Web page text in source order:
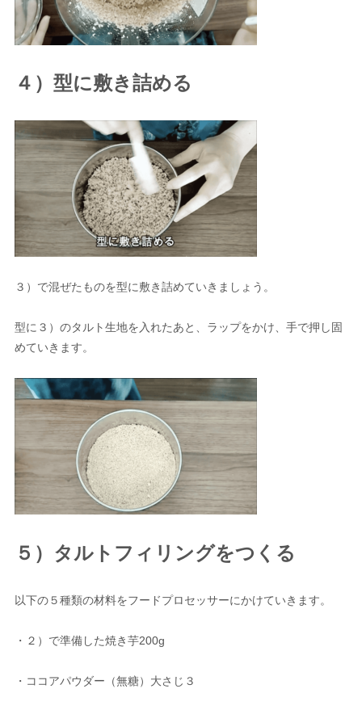
４）型に敷き詰める
３）で混ぜたものを型に敷き詰めていきましょう。
型に３）のタルト生地を入れたあと、ラップをかけ、手で押し固
めていきます。
５）タルトフィリングをつくる
以下の５種類の材料をフードプロセッサーにかけていきます。
・２）で準備した焼き芋200g
・ココアパウダー（無糖）大さじ３